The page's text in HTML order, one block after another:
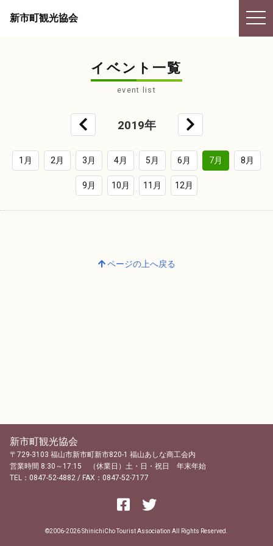
新市町観光協会
イベント一覧
event list
2019年
1月 2月 3月 4月 5月 6月 7月 8月
9月 10月 11月 12月
ページの上へ戻る
新市町観光協会
〒729-3103 福山市新市町新市820-1 福山あしな商工会内
営業時間 8:30～17:15 （休業日）土・日・祝日 年末年始
TEL：0847-52-4882 / FAX：0847-52-7177
©2006-2026 ShinichiCho Tourist Association All Rights Reserved.